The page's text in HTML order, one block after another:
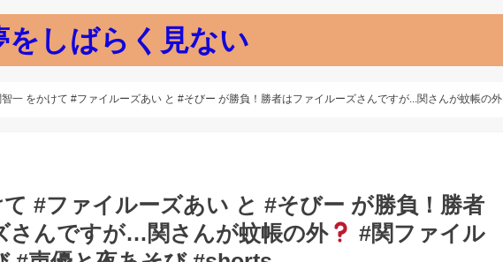
をしばらく見ない
一 をかけて #ファイルーズあい と #そびー が勝負！勝者はファイルーズさんですが...関さんが蚊帳の外
#ファイルーズあい と #そびー が勝負！勝者
さんですが…関さんが蚊帳の外
#関ファイル